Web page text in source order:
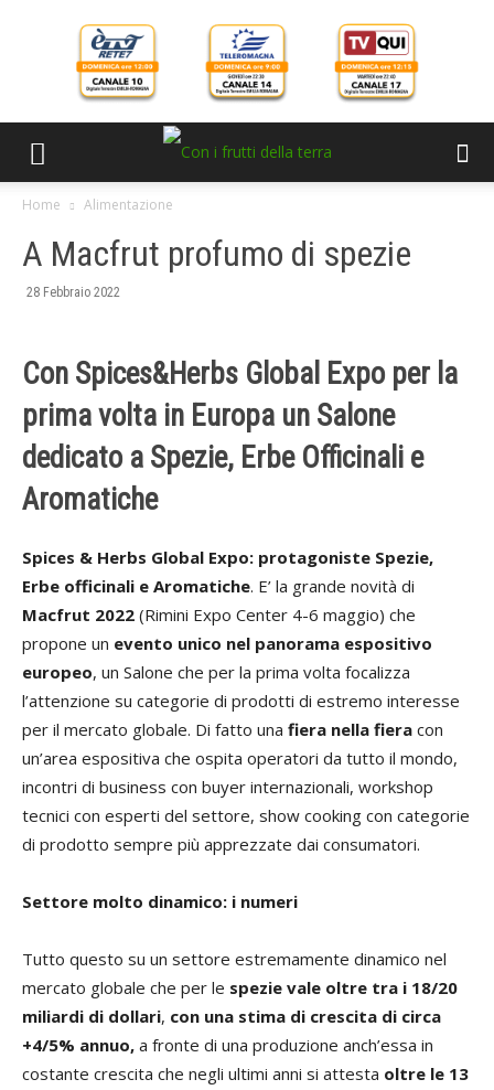
Home Alimentazione
A Macfrut profumo di spezie
28 Febbraio 2022
Con Spices&Herbs Global Expo per la
prima volta in Europa un Salone
dedicato a Spezie, Erbe Officinali e
Aromatiche
Spices & Herbs Global Expo: protagoniste Spezie,
Erbe officinali e Aromatiche. E’ la grande novità di
Macfrut 2022 (Rimini Expo Center 4-6 maggio) che
propone un evento unico nel panorama espositivo
europeo, un Salone che per la prima volta focalizza
l’attenzione su categorie di prodotti di estremo interesse
per il mercato globale. Di fatto una fiera nella fiera con
un’area espositiva che ospita operatori da tutto il mondo,
incontri di business con buyer internazionali, workshop
tecnici con esperti del settore, show cooking con categorie
di prodotto sempre più apprezzate dai consumatori.
Settore molto dinamico: i numeri
Tutto questo su un settore estremamente dinamico nel
mercato globale che per le spezie vale oltre tra i 18/20
miliardi di dollari, con una stima di crescita di circa
+4/5% annuo, a fronte di una produzione anch’essa in
costante crescita che negli ultimi anni si attesta oltre le 13